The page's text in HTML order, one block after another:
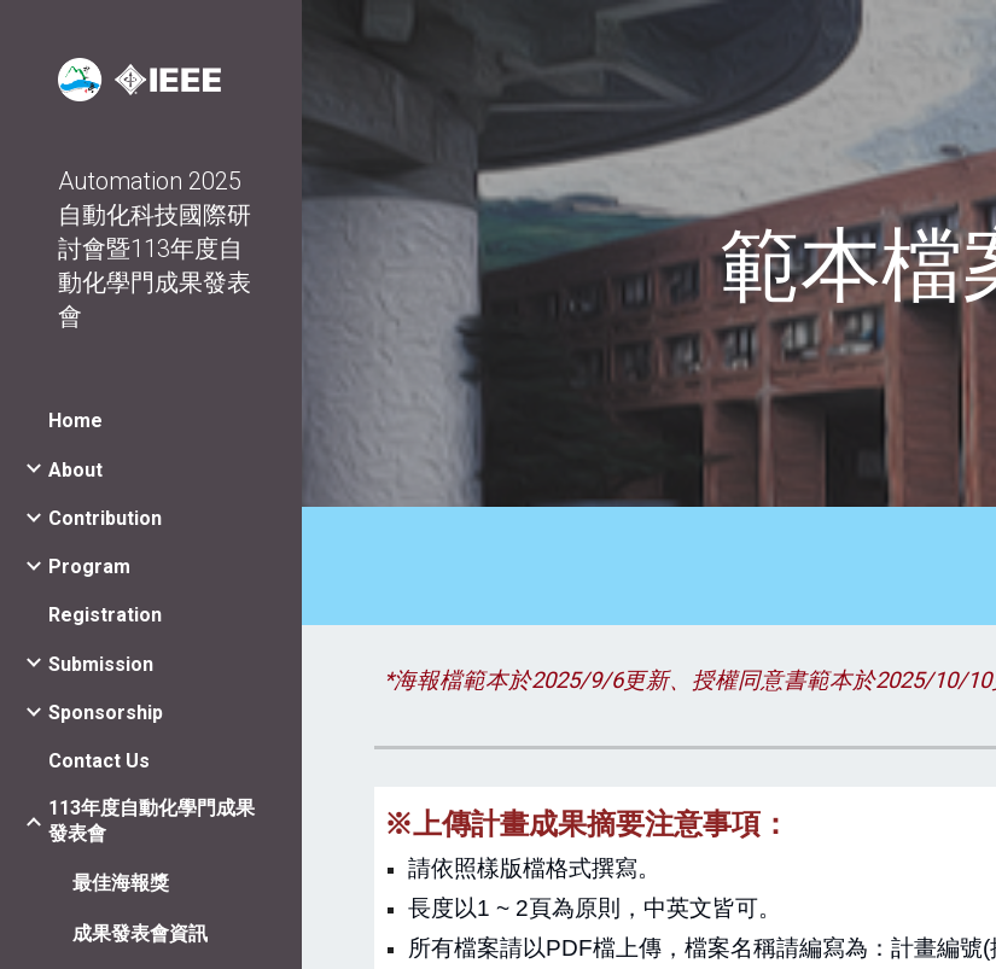
Automation 2025
自動化科技國際研
討會暨113年度自
動化學門成果發表
會
Home
About
Contribution
Program
Registration
Submission
Sponsorship
Contact Us
113年度自動化學門成果
發表會
最佳海報獎
成果發表會資訊
範本檔
*海報檔範本於2025/9/6更新、 授權同意書範本於2025/10/
※上傳計畫成果摘要注意事項：
請依照樣版檔格式撰寫。
長度以1 ~ 2頁為原則，中英文皆可。
所有檔案請以PDF檔上傳，檔案名稱請編寫為：計畫編號(